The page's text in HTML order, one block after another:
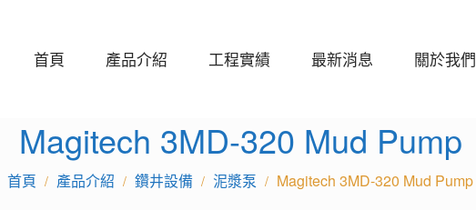
首頁 產品介紹 工程實績 最新消息 關於我們
Magitech 3MD-320 Mud Pump
/ 產品介紹 / 鑽井設備 / 泥漿泵 / Magitech 3MD-320 Mud Pump